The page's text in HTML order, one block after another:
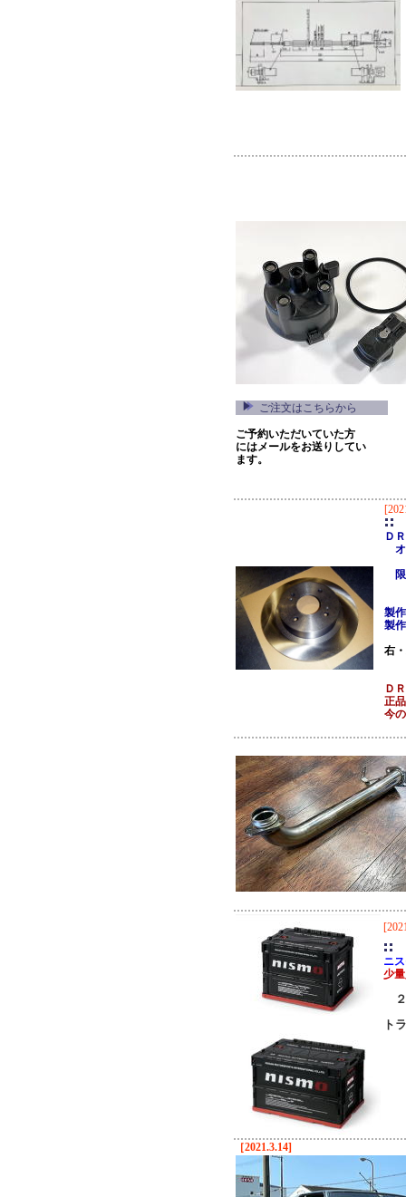
ご注文はこちらから
ご予約いただいていた方
にはメールをお送りしてい
ます。
Ｄ
オ
製
製
右
Ｄ
正
今
ニ
少
２
ト
［2021.3.14]